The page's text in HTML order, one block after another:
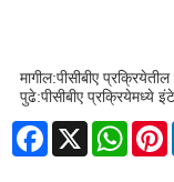
मागील:पीसीबीए
पुढे:पीसीबीए प्रक्रियेमध्ये
Facebook
X